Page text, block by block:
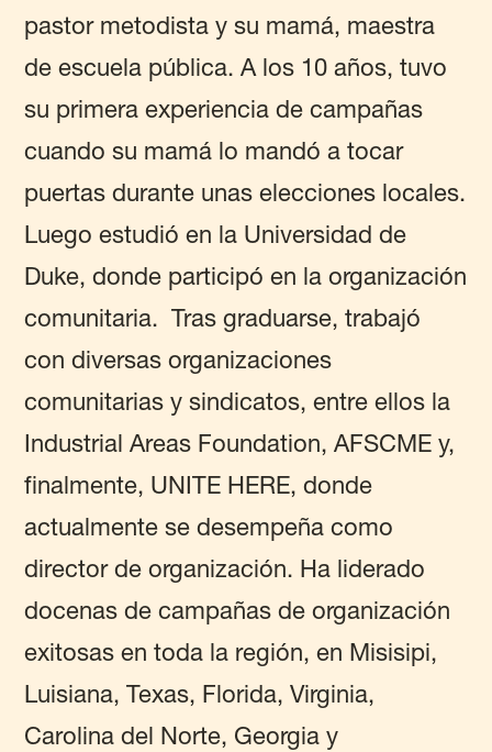
pastor metodista y su mamá, maestra
de escuela pública. A los 10 años, tuvo
su primera experiencia de campañas
cuando su mamá lo mandó a tocar
puertas durante unas elecciones locales.
Luego estudió en la Universidad de
Duke, donde participó en la organización
comunitaria. Tras graduarse, trabajó
con diversas organizaciones
comunitarias y sindicatos, entre ellos la
Industrial Areas Foundation, AFSCME y,
finalmente, UNITE HERE, donde
actualmente se desempeña como
director de organización. Ha liderado
docenas de campañas de organización
exitosas en toda la región, en Misisipi,
Luisiana, Texas, Florida, Virginia,
Carolina del Norte, Georgia y